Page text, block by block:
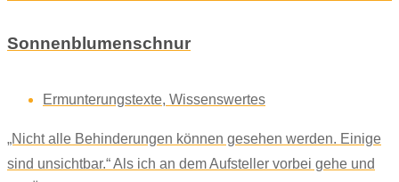
Sonnenblumenschnur
Ermunterungstexte, Wissenswertes
„Nicht alle Behinderungen können gesehen werden. Einige
sind unsichtbar.“ Als ich an dem Aufsteller vorbei gehe und